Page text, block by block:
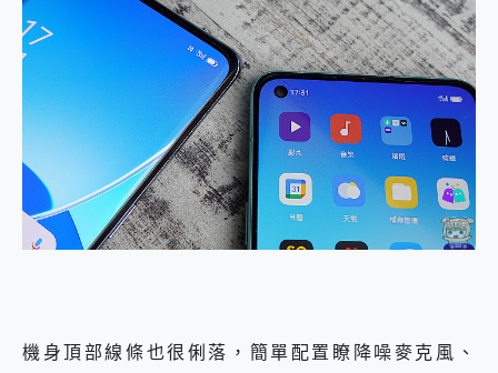
機身頂部線條也很俐落，簡單配置瞭降噪麥克風、